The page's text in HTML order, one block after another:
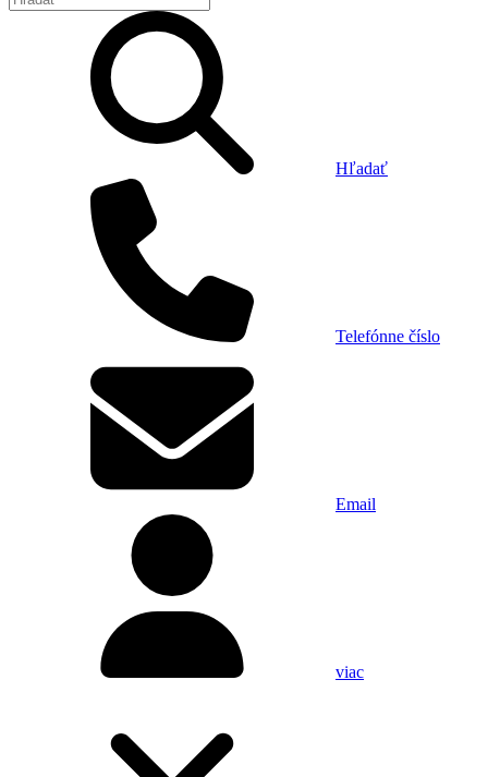
Hľadať
Telefónne číslo
Email
viac